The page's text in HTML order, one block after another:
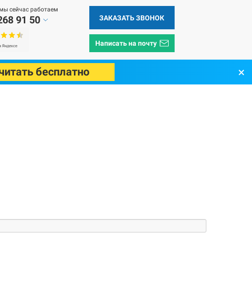
сейчас работаем
91 50 ЗАКАЗАТЬ ЗВОНОК
Написать на почту
бесплатно ×